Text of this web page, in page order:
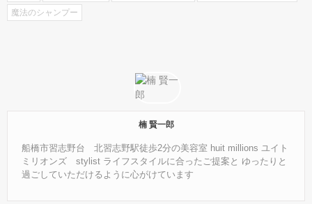
魔法のシャンプー
楠 賢一郎
船橋市習志野台 北習志野駅徒歩2分の美容室 huit millions ユイト
ミリオンズ stylist ライフスタイルに合ったご提案と ゆったりと
過ごしていただけるように心がけています